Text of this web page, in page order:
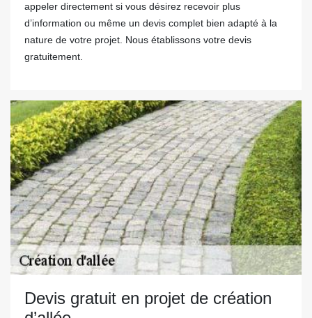
appeler directement si vous désirez recevoir plus
d’information ou même un devis complet bien adapté à la
nature de votre projet. Nous établissons votre devis
gratuitement.
Devis gratuit en projet de création